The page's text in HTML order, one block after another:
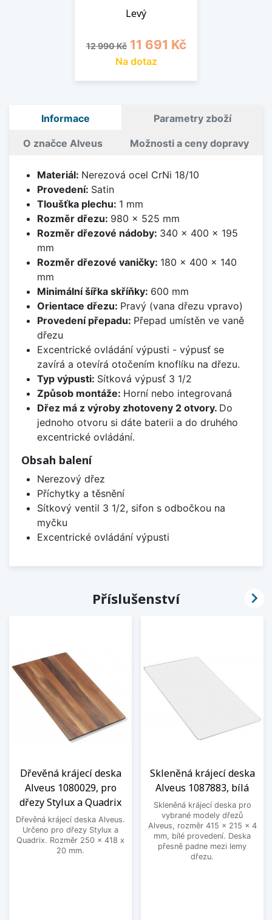
Levý
Běžná cena
12 990 Kč Cena
11 691 Kč
Na dotaz
Informace Parametry zboží
O značce Alveus Možnosti a ceny dopravy
Materiál: Nerezová ocel CrNi 18/10
Provedení: Satin
Tloušťka plechu: 1 mm
Rozměr dřezu: 980 x 525 mm
Rozměr dřezové nádoby: 340 x 400 x 195
mm
Rozměr dřezové vaničky: 180 x 400 x 140
mm
Minimální šířka skříňky: 600 mm
Orientace dřezu: Pravý (vana dřezu vpravo)
Provedení přepadu: Přepad umístěn ve vaně
dřezu
Excentrické ovládání výpusti - výpusť se
zavírá a otevírá otočením knoflíku na dřezu.
Typ výpusti: Sítková výpusť 3 1/2
Způsob montáže: Horní nebo integrovaná
Dřez má z výroby zhotoveny 2 otvory. Do
jednoho otvoru si dáte baterii a do druhého
excentrické ovládání.
Obsah balení
Nerezový dřez
Příchytky a těsnění
Sítkový ventil 3 1/2, sifon s odbočkou na
myčku
Excentrické ovládání výpusti
Příslušenství
Dřevěná krájecí deska
Alveus 1080029, pro
dřezy Stylux a Quadrix
Dřevěná krájecí deska Alveus.
Určeno pro dřezy Stylux a
Quadrix. Rozměr 250 x 418 x
20 mm.
Skleněná krájecí deska
Alveus 1087883, bílá
Skleněná krájecí deska pro
vybrané modely dřezů
Alveus, rozměr 415 x 215 x 4
mm, bílé provedení. Deska
přesně padne mezi lemy
dřezu.
